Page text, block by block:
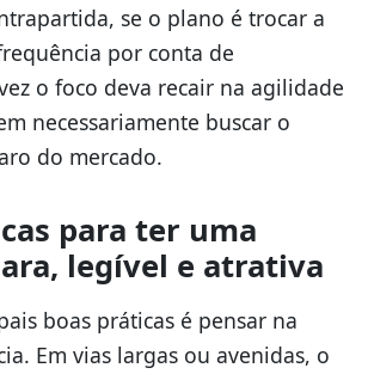
se o plano é trocar a
por conta de
o foco deva recair na agilidade
necessariamente buscar o
do mercado.
para ter uma
legível e atrativa
boas práticas é pensar na
Em vias largas ou avenidas, o